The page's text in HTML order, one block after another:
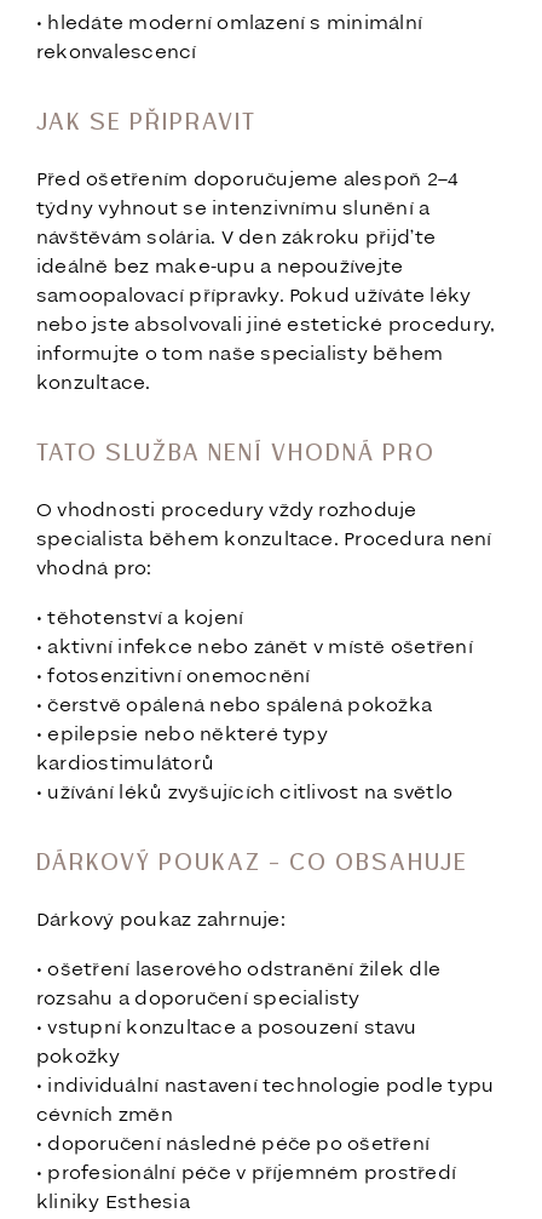
• hledáte moderní omlazení s minimální
rekonvalescencí
JAK SE PŘIPRAVIT
Před ošetřením doporučujeme alespoň 2–4
týdny vyhnout se intenzivnímu slunění a
návštěvám solária. V den zákroku přijďte
ideálně bez make-upu a nepoužívejte
samoopalovací přípravky. Pokud užíváte léky
nebo jste absolvovali jiné estetické procedury,
informujte o tom naše specialisty během
konzultace.
TATO SLUŽBA NENÍ VHODNÁ PRO
O vhodnosti procedury vždy rozhoduje
specialista během konzultace. Procedura není
vhodná pro:
• těhotenství a kojení
• aktivní infekce nebo zánět v místě ošetření
• fotosenzitivní onemocnění
• čerstvě opálená nebo spálená pokožka
• epilepsie nebo některé typy
kardiostimulátorů
• užívání léků zvyšujících citlivost na světlo
DÁRKOVÝ POUKAZ – CO OBSAHUJE
Dárkový poukaz zahrnuje:
• ošetření laserového odstranění žilek dle
rozsahu a doporučení specialisty
• vstupní konzultace a posouzení stavu
pokožky
• individuální nastavení technologie podle typu
cévních změn
• doporučení následné péče po ošetření
• profesionální péče v příjemném prostředí
kliniky Esthesia